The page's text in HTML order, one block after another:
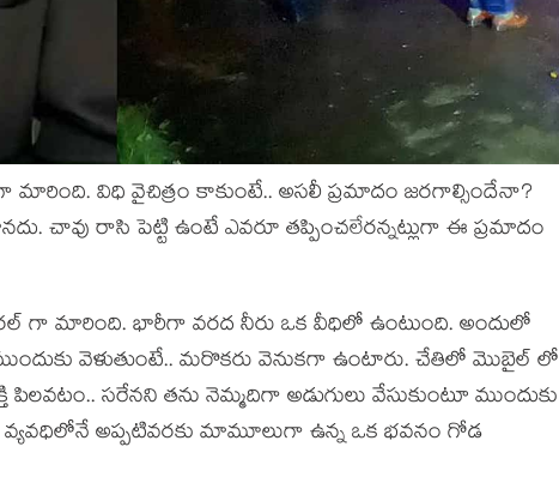
మారింది. విధి వైచిత్రం కాకుంటే.. అసలీ ప్రమాదం జరగాల్సిందేనా?
చావు రాసి పెట్టి ఉంటే ఎవరూ తప్పించలేరన్నట్లుగా ఈ ప్రమాదం
మారింది. భారీగా వరద నీరు ఒక వీధిలో ఉంటుంది. అందులో
ముందుకు వెళుతుంటే.. మరొకరు వెనుకగా ఉంటారు. చేతిలో మొబైల్ లో
సరేనని తను నెమ్మదిగా అడుగులు వేసుకుంటూ ముందుకు
వ్యవధిలోనే అప్పటివరకు మామూలుగా ఉన్న ఒక భవనం గోడ